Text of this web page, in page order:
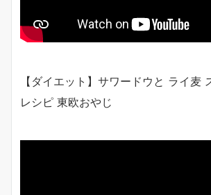
【ダイエット】サワードウと ライ麦
レシピ 東欧おやじ